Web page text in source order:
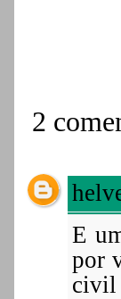
2
E
por
civil